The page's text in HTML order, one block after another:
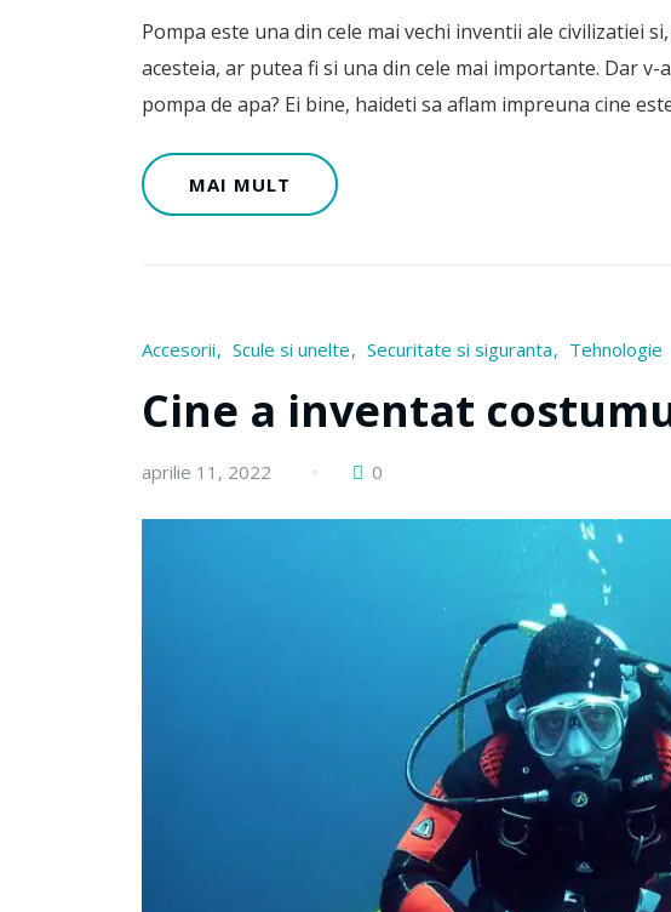
Pompa este una din cele mai vechi inventii ale civilizatiei
acesteia, ar putea fi si una din cele mai importante. Dar
pompa de apa? Ei bine, haideti sa aflam impreuna cine
MAI MULT
Accesorii Scule si unelte Securitate si siguranta Tehnologie
Cine a inventat
aprilie 11, 2022 0